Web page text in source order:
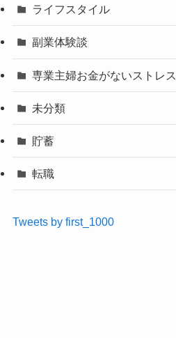
ライフスタイル
副業体験談
専業主婦お金がないストレス
未分類
貯蓄
転職
Tweets by first_1000